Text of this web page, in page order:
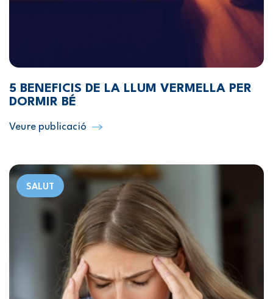
5 BENEFICIS DE LA LLUM VERMELLA PER
DORMIR BÉ
Veure publicació
SALUT